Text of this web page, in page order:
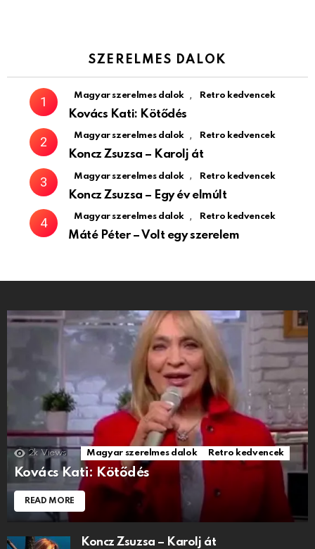
SZERELMES DALOK
Magyar szerelmes dalok , Retro kedvencek
Kovács Kati: Kötődés
Magyar szerelmes dalok , Retro kedvencek
Koncz Zsuzsa – Karolj át
Magyar szerelmes dalok , Retro kedvencek
Koncz Zsuzsa – Egy év elmúlt
Magyar szerelmes dalok , Retro kedvencek
Máté Péter – Volt egy szerelem
2k Views Magyar szerelmes dalok Retro kedvencek
Kovács Kati: Kötődés
READ MORE
Koncz Zsuzsa – Karolj át